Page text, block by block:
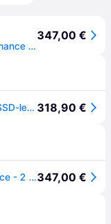
Crucial P310 - SSD - Extreme Performance - 2 TB - sisäinen - M.2 2230 - PCIe 4.0 x4 (NVMe)
347,00 €
Crucial P310 2 Tt M.2 PCIe 4.0 NVMe -SSD-levy 318,90 €
Crucial P310 - SSD - Extreme Performance - 2 TB - sisäinen - M.2 2230 - PCIe 4.0 x4 (NVMe)347,00 €